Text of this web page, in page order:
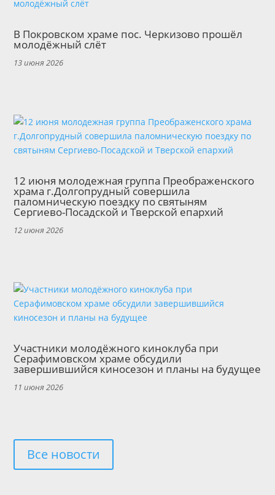
В Покровском храме пос. Черкизово прошёл
молодёжный слёт
13 июня 2026
12 июня молодежная группа Преображенского
храма г.Долгопрудный совершила
паломническую поездку по святыням
Сергиево-Посадской и Тверской епархий
12 июня 2026
Участники молодёжного киноклуба при
Серафимовском храме обсудили
завершившийся киносезон и планы на будущее
11 июня 2026
Все новости